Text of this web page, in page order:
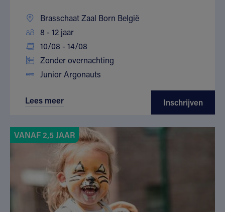
Brasschaat Zaal Born België
8 - 12 jaar
10/08 - 14/08
Zonder overnachting
Junior Argonauts
Lees meer Inschrijven
VANAF 2,5 JAAR